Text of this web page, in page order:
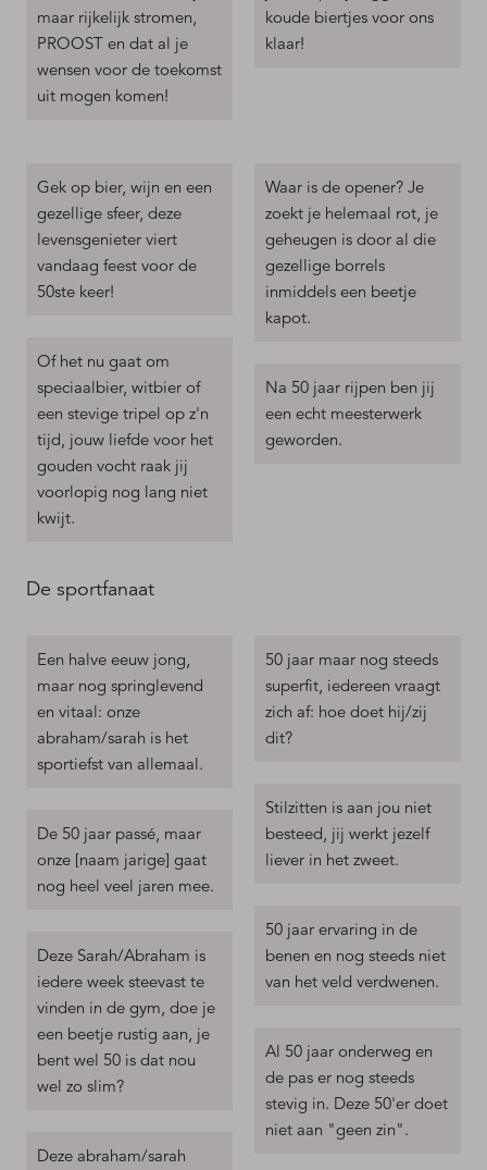
maar rijkelijk stromen,
PROOST en dat al je
wensen voor de toekomst
uit mogen komen!
koude biertjes voor ons
klaar!
Gek op bier, wijn en een
gezellige sfeer, deze
levensgenieter viert
vandaag feest voor de
50ste keer!
Of het nu gaat om
speciaalbier, witbier of
een stevige tripel op z'n
tijd, jouw liefde voor het
gouden vocht raak jij
voorlopig nog lang niet
kwijt.
Waar is de opener? Je
zoekt je helemaal rot, je
geheugen is door al die
gezellige borrels
inmiddels een beetje
kapot.
Na 50 jaar rijpen ben jij
een echt meesterwerk
geworden.
De sportfanaat
Een halve eeuw jong,
maar nog springlevend
en vitaal: onze
abraham/sarah is het
sportiefst van allemaal.
De 50 jaar passé, maar
onze [naam jarige] gaat
nog heel veel jaren mee.
Deze Sarah/Abraham is
iedere week steevast te
vinden in de gym, doe je
een beetje rustig aan, je
bent wel 50 is dat nou
wel zo slim?
Deze abraham/sarah
50 jaar maar nog steeds
superfit, iedereen vraagt
zich af: hoe doet hij/zij
dit?
Stilzitten is aan jou niet
besteed, jij werkt jezelf
liever in het zweet.
50 jaar ervaring in de
benen en nog steeds niet
van het veld verdwenen.
Al 50 jaar onderweg en
de pas er nog steeds
stevig in. Deze 50'er doet
niet aan "geen zin".